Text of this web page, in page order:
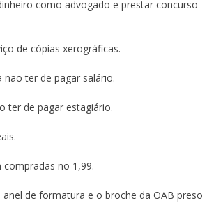
como advogado e prestar concurso
de cópias xerográficas.
ter de pagar salário.
ter de pagar estagiário.
no 1,99.
de formatura e o broche da OAB preso